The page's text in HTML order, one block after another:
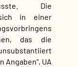
Die
sich in einer
das die
Angaben“, UA